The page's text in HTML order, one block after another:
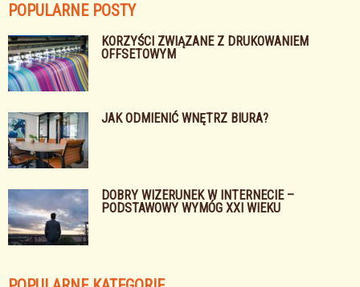
POPULARNE POSTY
KORZYŚCI ZWIĄZANE Z DRUKOWANIEM
OFFSETOWYM
JAK ODMIENIĆ WNĘTRZ BIURA?
DOBRY WIZERUNEK W INTERNECIE –
PODSTAWOWY WYMÓG XXI WIEKU